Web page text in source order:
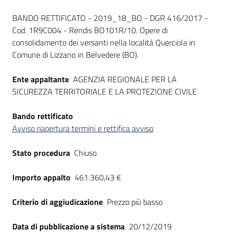
su
Dati del bando
BANDO RETTIFICATO - 2019_18_BO - DGR 416/2017 -
Cod. 1R9C004 - Rendis BO101R/10. Opere di
consolidamento dei versanti nella località Querciola in
Comune di Lizzano in Belvedere (BO).
Ente appaltante AGENZIA REGIONALE PER LA
SICUREZZA TERRITORIALE E LA PROTEZIONE CIVILE
Bando rettificato
Avviso riapertura termini e rettifica avviso
Stato procedura Chiuso
Importo appalto 461.360,43 €
Criterio di aggiudicazione Prezzo più basso
Data di pubblicazione a sistema 20/12/2019